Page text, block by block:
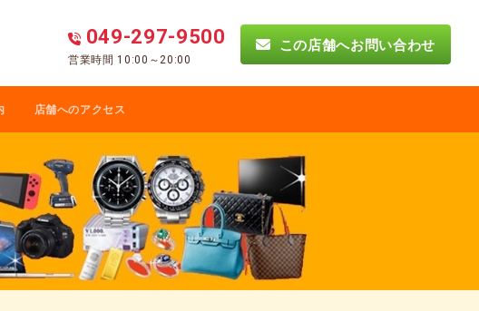
049-297-9500
営業時間 10:00～20:00
この店舗へお問い合わせ
店舗へのアクセス